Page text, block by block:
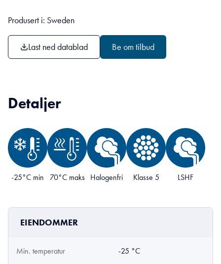
Produsert i: Sweden
Last ned datablad Be om tilbud
Detaljer
-25°C min 70°C maks Halogenfri Klasse 5 LSHF
EIENDOMMER
Min. temperatur -25 °C